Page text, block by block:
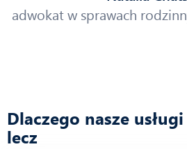
adwokat w sprawach
Dlaczego nasze
lecz
inwestycja